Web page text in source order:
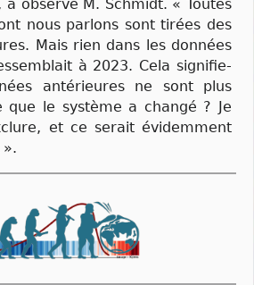
observé M. Schmidt. « Toutes
nous parlons sont tirées des
Mais rien dans les données
à 2023. Cela signifie-
antérieures ne sont plus
que le système a changé ? Je
et ce serait évidemment